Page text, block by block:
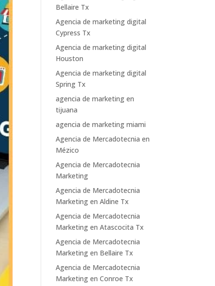
Bellaire Tx
Agencia de marketing digital
Cypress Tx
Agencia de marketing digital
Houston
Agencia de marketing digital
Spring Tx
agencia de marketing en
tijuana
agencia de marketing miami
Agencia de Mercadotecnia en
Mézico
Agencia de Mercadotecnia
Marketing
Agencia de Mercadotecnia
Marketing en Aldine Tx
Agencia de Mercadotecnia
Marketing en Atascocita Tx
Agencia de Mercadotecnia
Marketing en Bellaire Tx
Agencia de Mercadotecnia
Marketing en Conroe Tx